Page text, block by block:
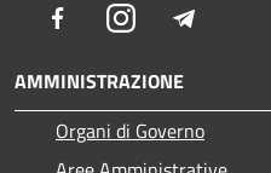
FacebookInstagram
AMMINISTRAZIONE
Organi di Governo